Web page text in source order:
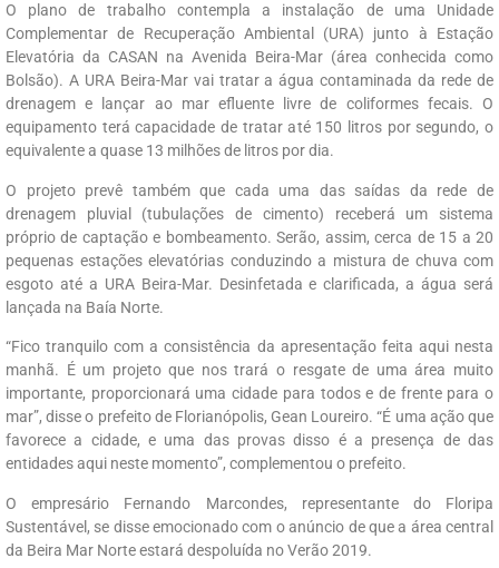
O plano de trabalho contempla a instalação de uma Unidade
Complementar de Recuperação Ambiental (URA) junto à Estação
Elevatória da CASAN na Avenida Beira-Mar (área conhecida como
Bolsão). A URA Beira-Mar vai tratar a água contaminada da rede de
drenagem e lançar ao mar efluente livre de coliformes fecais. O
equipamento terá capacidade de tratar até 150 litros por segundo, o
equivalente a quase 13 milhões de litros por dia.
O projeto prevê também que cada uma das saídas da rede de
drenagem pluvial (tubulações de cimento) receberá um sistema
próprio de captação e bombeamento. Serão, assim, cerca de 15 a 20
pequenas estações elevatórias conduzindo a mistura de chuva com
esgoto até a URA Beira-Mar. Desinfetada e clarificada, a água será
lançada na Baía Norte.
“Fico tranquilo com a consistência da apresentação feita aqui nesta
manhã. É um projeto que nos trará o resgate de uma área muito
importante, proporcionará uma cidade para todos e de frente para o
mar”, disse o prefeito de Florianópolis, Gean Loureiro. “É uma ação que
favorece a cidade, e uma das provas disso é a presença de das
entidades aqui neste momento”, complementou o prefeito.
O empresário Fernando Marcondes, representante do Floripa
Sustentável, se disse emocionado com o anúncio de que a área central
da Beira Mar Norte estará despoluída no Verão 2019.